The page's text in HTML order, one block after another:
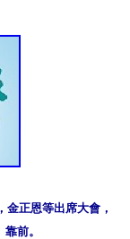
金正恩等出席大會，
前。